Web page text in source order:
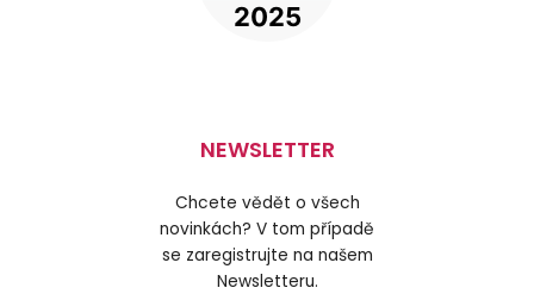
NEWSLETTER
Chcete vědět o všech
novinkách? V tom případě
se zaregistrujte na našem
Newsletteru.